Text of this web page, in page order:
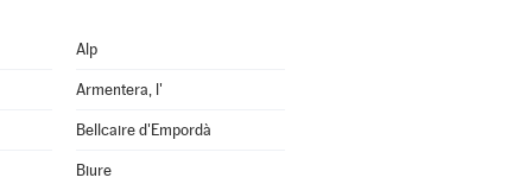
Alp
Armentera, l'
Bellcaire d'Empordà
Biure